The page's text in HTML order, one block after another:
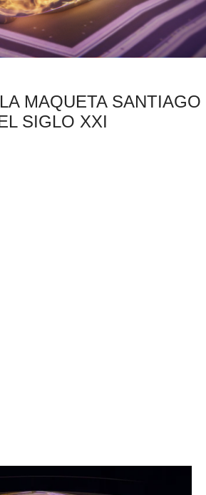
MAQUETA SANTIAGO
SIGLO XXI